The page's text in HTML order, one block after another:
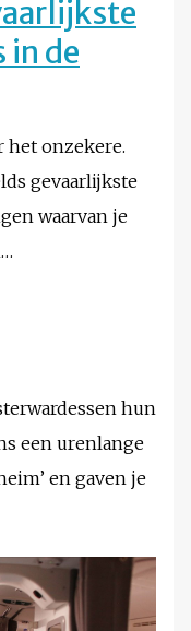
de
het onzekere.
gevaarlijkste
waarvan je
hun
een urenlange
en gaven je